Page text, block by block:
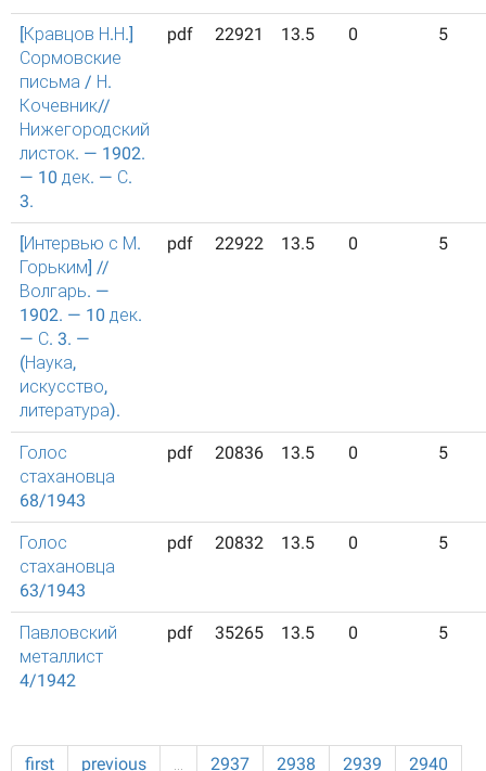
[Кравцов Н.Н.]
Сормовские
письма / Н.
Кочевник//
Нижегородский
листок. — 1902.
— 10 дек. — С.
3.
pdf 22921 13.5 0 5
[Интервью с М.
Горьким] //
Волгарь. —
1902. — 10 дек.
— С. 3. —
(Наука,
искусство,
литература).
pdf 22922 13.5 0 5
Голос
стахановца
68/1943
pdf 20836 13.5 0 5
Голос
стахановца
63/1943
pdf 20832 13.5 0 5
Павловский
металлист
4/1942
pdf 35265 13.5 0 5
first previous … 2937 2938 2939 2940